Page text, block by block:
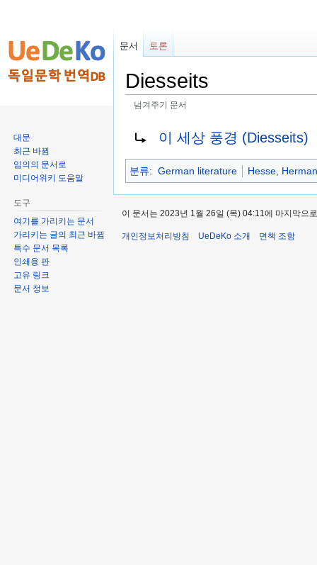
Diesseits
넘겨주기 문서
보
기
하
러
넘겨줄 대상:이 세상 풍경 (Diesseits)
분류: German literature Hesse,
문서 토론
대문
최근 바뀜
임의의 문서로
미디어위키 도움말
도구
여기를 가리키는 문서
가리키는 글의 최근 바뀜
특수 문서 목록
인쇄용 판
고유 링크
문서 정보
이 문서는 2023년 1월 26일 (목) 04:11에 마지막으
개인정보처리방침 UeDeKo 소개 면책 조항